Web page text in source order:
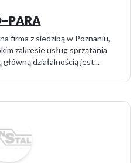
PARA
firma z siedzibą w Poznaniu,
zakresie usług sprzątania
działalnością jest...